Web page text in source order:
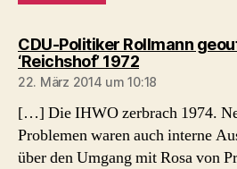
CDU-Politiker Rollmann
‘Reichshof’ 1972sagt:
22. März 2014 um 10:18
[…] Die IHWO zerbrach 1974.
Problemen waren auch interne
über den Umgang mit Rosa von